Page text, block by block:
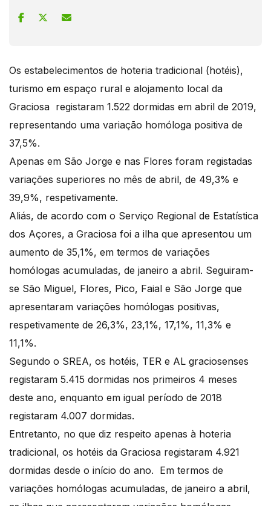
Os estabelecimentos de hoteria tradicional (hotéis),
turismo em espaço rural e alojamento local da
Graciosa registaram 1.522 dormidas em abril de 2019,
representando uma variação homóloga positiva de
37,5%.
Apenas em São Jorge e nas Flores foram registadas
variações superiores no mês de abril, de 49,3% e
39,9%, respetivamente.
Aliás, de acordo com o Serviço Regional de Estatística
dos Açores, a Graciosa foi a ilha que apresentou um
aumento de 35,1%, em termos de variações
homólogas acumuladas, de janeiro a abril. Seguiram-
se São Miguel, Flores, Pico, Faial e São Jorge que
apresentaram variações homólogas positivas,
respetivamente de 26,3%, 23,1%, 17,1%, 11,3% e
11,1%.
Segundo o SREA, os hotéis, TER e AL graciosenses
registaram 5.415 dormidas nos primeiros 4 meses
deste ano, enquanto em igual período de 2018
registaram 4.007 dormidas.
Entretanto, no que diz respeito apenas à hoteria
tradicional, os hotéis da Graciosa registaram 4.921
dormidas desde o início do ano. Em termos de
variações homólogas acumuladas, de janeiro a abril,